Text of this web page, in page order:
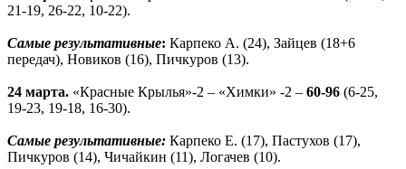
21-19, 26-22, 10-22).
Самые результативные: Карпеко А. (24), Зайцев (18+6
передач), Новиков (16), Пичкуров (13).
24 марта. «Красные Крылья»-2 – «Химки» -2 – 60-96 (6-25,
19-23, 19-18, 16-30).
Самые результативные: Карпеко Е. (17), Пастухов (17),
Пичкуров (14), Чичайкин (11), Логачев (10).